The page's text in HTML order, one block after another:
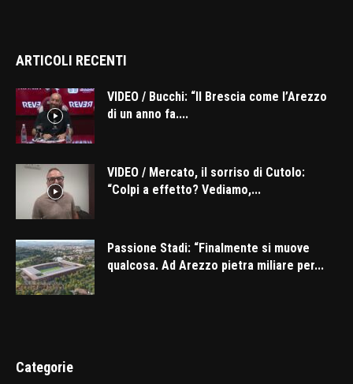
ARTICOLI RECENTI
VIDEO / Bucchi: “Il Brescia come l’Arezzo
di un anno fa....
VIDEO / Mercato, il sorriso di Cutolo:
“Colpi a effetto? Vediamo,...
Passione Stadi: “Finalmente si muove
qualcosa. Ad Arezzo pietra miliare per...
Categorie